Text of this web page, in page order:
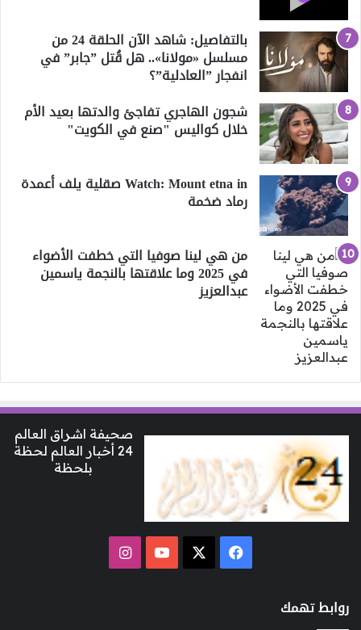
بالتفاصيل: شاهد الآن الحلقة 24 من
مسلسل «مولانا».. هل قُتل ”جابر” في
انفجار ”العادلية”؟
شجون الهاجري تفاجئ والدتها بعيد الأم
خلال كواليس "صنع في الكويت"
Watch: Mount etna in صقلية يلف أعمدة
رماد ضخمة
من هي لينا صوفيا التي خطفت الأضواء
في 2025 وما علاقتها بالنجمة ياسمين
عبدالعزيز
صحيفة اشراق العالم
24 أخبار العالم لحظة
بلحظة
فيسبوك ‫YouTubeانستقرام
روابط تهمك